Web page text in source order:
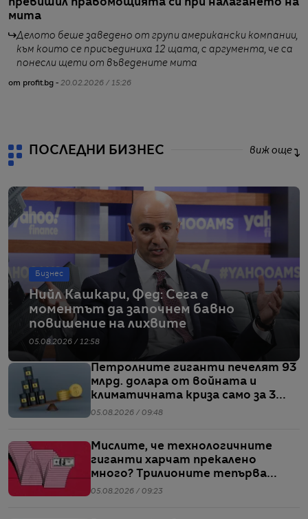
превишил правомощията си при налагането на
мита
Делото беше заведено от групи американски компании,
към които се присъединиха 12 щата, с аргумента, че са
понесли щети от въведените мита
от profit.bg - 20.02.2026 / 15:26
ПОСЛЕДНИ БИЗНЕС виж още
Бизнес
Нийл Кашкари, Фед: Сега е
моментът да започнем бавно
повишение на лихвите
05.08.2026 / 12:58
Петролните гиганти печелят 93
млрд. долара от войната и
климатичната криза само за 3
месеца
05.08.2026 / 09:48
Мислите, че технологичните
гиганти харчат прекалено
много? Трилионите тепърва
предстоят
05.08.2026 / 09:23